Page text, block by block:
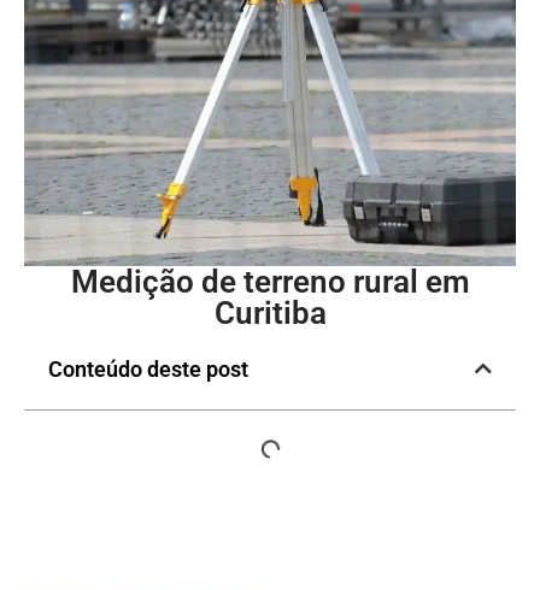
Medição de terreno rural em
Curitiba
Conteúdo deste post